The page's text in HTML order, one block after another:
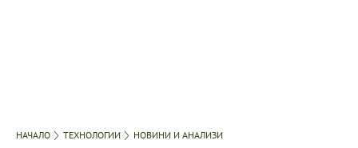
НАЧАЛО ТЕХНОЛОГИИ НОВИНИ И АНАЛИЗИ